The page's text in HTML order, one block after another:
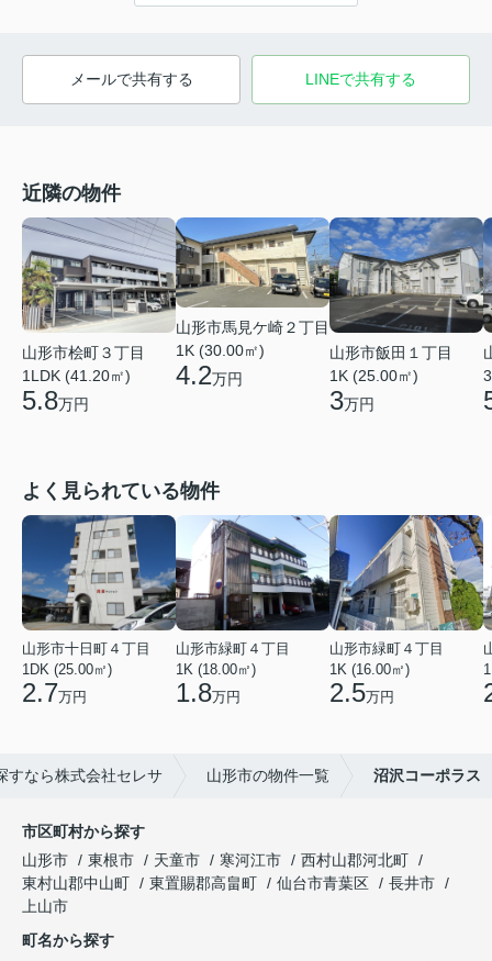
メールで共有する LINEで共有する
近隣の物件
山形市桧町３丁目
1LDK (41.20㎡)
5.8万円
山形市馬見ケ崎２丁目
1K (30.00㎡)
4.2万円
山形市飯田１丁目
1K (25.00㎡)
3万円
よく見られている物件
山形市十日町４丁目
1DK (25.00㎡)
2.7万円
山形市緑町４丁目
1K (18.00㎡)
1.8万円
山形市緑町４丁目
1K (16.00㎡)
2.5万円
すなら株式会社セレサ 山形市の物件一覧 沼沢コーポラス
市区町村から探す
山形市
東根市 天童市 寒河江市
西村山郡河北町
東村山郡中山町
東置賜郡高畠町 仙台市青葉区
長井市
上山市
町名から探す